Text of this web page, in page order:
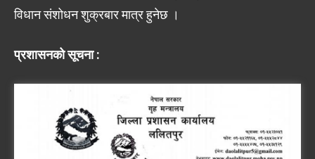
विधान संशोधन शुक्रबार मात्र हुनेछ ।
प्रशासनको सूचना :